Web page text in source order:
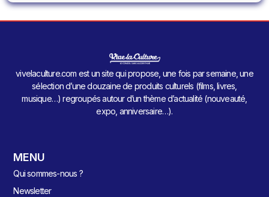
vivelaculture.com est un site qui propose, une fois par semaine, une
sélection d’une douzaine de produits culturels (films, livres,
musique…) regroupés autour d’un thème d’actualité (nouveauté,
expo, anniversaire…).
MENU
Qui sommes-nous ?
Newsletter